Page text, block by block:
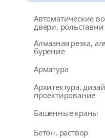
Автоматические
двери, рольставни
Алмазная резка,
бурение
Арматура
Архитектура,
проектирование
Башенные краны
Бетон, раствор